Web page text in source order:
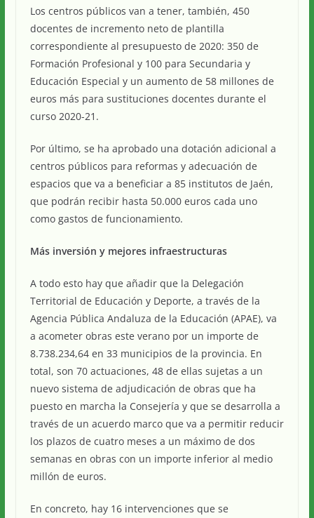
Los centros públicos van a tener, también, 450
docentes de incremento neto de plantilla
correspondiente al presupuesto de 2020: 350 de
Formación Profesional y 100 para Secundaria y
Educación Especial y un aumento de 58 millones de
euros más para sustituciones docentes durante el
curso 2020-21.
Por último, se ha aprobado una dotación adicional a
centros públicos para reformas y adecuación de
espacios que va a beneficiar a 85 institutos de Jaén,
que podrán recibir hasta 50.000 euros cada uno
como gastos de funcionamiento.
Más inversión y mejores infraestructuras
A todo esto hay que añadir que la Delegación
Territorial de Educación y Deporte, a través de la
Agencia Pública Andaluza de la Educación (APAE), va
a acometer obras este verano por un importe de
8.738.234,64 en 33 municipios de la provincia. En
total, son 70 actuaciones, 48 de ellas sujetas a un
nuevo sistema de adjudicación de obras que ha
puesto en marcha la Consejería y que se desarrolla a
través de un acuerdo marco que va a permitir reducir
los plazos de cuatro meses a un máximo de dos
semanas en obras con un importe inferior al medio
millón de euros.
En concreto, hay 16 intervenciones que se